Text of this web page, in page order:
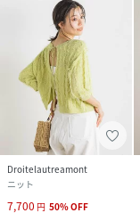
Droitelautreamont
ニット
7,700 円 50%OFF